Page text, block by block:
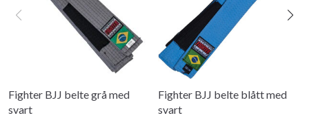
Fighter BJJ belte grå med
svart
Fighter BJJ belte blått med
svart